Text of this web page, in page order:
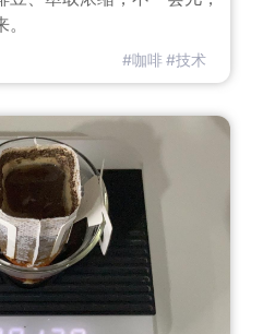
#咖啡#技术